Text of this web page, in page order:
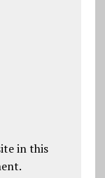
in this